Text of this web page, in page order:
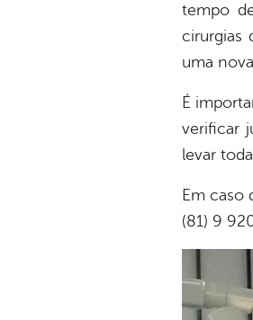
tempo
cirurgias
uma
É
verificar
levar
Em caso
(81) 9